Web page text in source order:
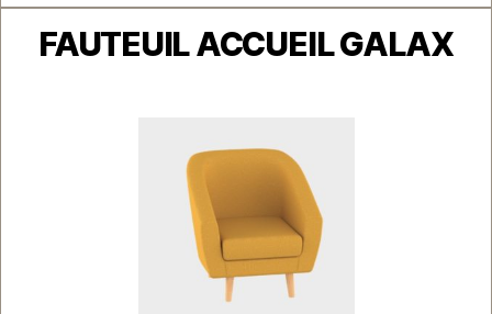
Catégories
FAUTEUIL ACCUEIL GALAX